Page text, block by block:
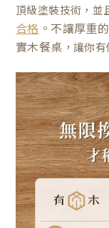
頂級塗裝技術，並
合格 。不讓厚重
實木餐桌 ，讓你